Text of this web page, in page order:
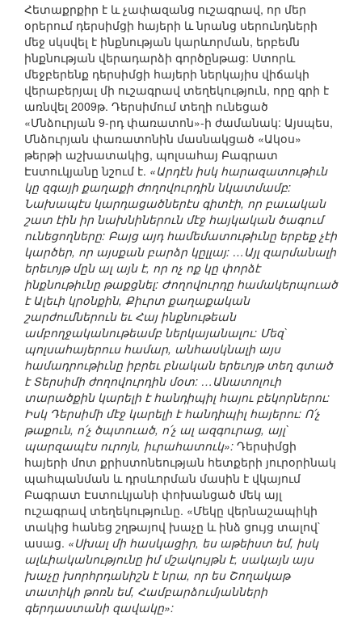
Հետաքրքիր է և չափազանց ուշագրավ, որ մեր
օրերում դերսիմցի հայերի և նրանց սերունդների
մեջ սկսվել է ինքնության կարևորման, երբեմն
ինքնության վերադարձի գործընթաց: Ստորև
մեջբերենք դերսիմցի հայերի ներկայիս վիճակի
վերաբերյալ մի ուշագրավ տեղեկություն, որը գրի է
առնվել 2009թ. Դերսիմում տեղի ունեցած
«Մնձուրյան 9-րդ փառատոն»-ի ժամանակ: Այսպես,
Մնձուրյան փառատոնին մասնակցած «Ակօս»
թերթի աշխատակից, պոլսահայ Բագրատ
Էստուկյանը նշում է. «Արդէն իսկ հարազատութիւն
կը զգայի քաղաքի ժողովուրդին նկատմամբ:
Նախապէս կարդացածներէս գիտէի, որ բաւական
շատ էին իր նախնիներուն մէջ հայկական ծագում
ունեցողները: Բայց այդ համեմատութիւնը երբեք չէի
կարծեր, որ այսքան բարձր կըլլայ: …Այլ զարմանալի
երեւոյթ մըն ալ այն է, որ ոչ ոք կը փորձէ
ինքնութիւնը թաքցնել: Ժողովուրդը համակերպուած
է Ալեւի կրօնքին, Քիւրտ քաղաքական
շարժումներուն եւ Հայ ինքնութեան
ամբողջականութեամբ ներկայանալու: Մեզ`
պոլսահայերուս համար, անհասկնալի այս
համադրութիւնը իբրեւ բնական երեւոյթ տեղ գտած
է Տերսիմի ժողովուրդին մօտ: …Անատոլուի
տարածքին կարելի է հանդիպիլ հայու բեկորներու:
Իսկ Դերսիմի մէջ կարելի է հանդիպիլ հայերու: Ո՛չ
թաքուն, ո՛չ ծպտուած, ո՛չ ալ ազգուրաց, այլ`
պարզապէս ուրոյն, իւրահատուկ»: Դերսիմցի
հայերի մոտ քրիստոնեության հետքերի յուրօրինակ
պահպանման և դրսևորման մասին է վկայում
Բագրատ Էստուկյանի փոխանցած մեկ այլ
ուշագրավ տեղեկությունը. «Մեկը վերնաշապիկի
տակից հանեց շղթայով խաչը և ինձ ցույց տալով`
ասաց. «Սխալ մի հասկացիր, ես աթեիստ եմ, իսկ
ալևիականությունը իմ մշակույթն է, սակայն այս
խաչը խորհրդանիշն է նրա, որ ես Շողակաթ
տատիկի թոռն եմ, Համբարձումյանների
գերդաստանի զավակը»: